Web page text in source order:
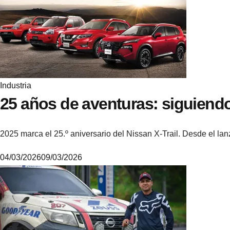
.
4
.
5
.
3Industria
25 años de aventuras:
2025 marca el 25.º aniversario del Nissan X-Trail. Desde el
i
k
e
04/03/202609/03/2026